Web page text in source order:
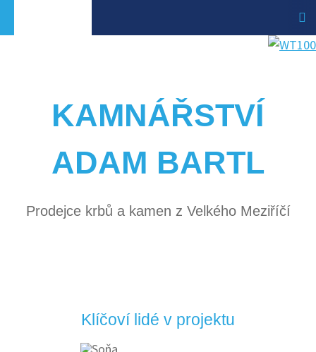
KAMNÁŘSTVÍ
ADAM BARTL
Prodejce krbů a kamen z Velkého Meziříčí
Klíčoví lidé v projektu